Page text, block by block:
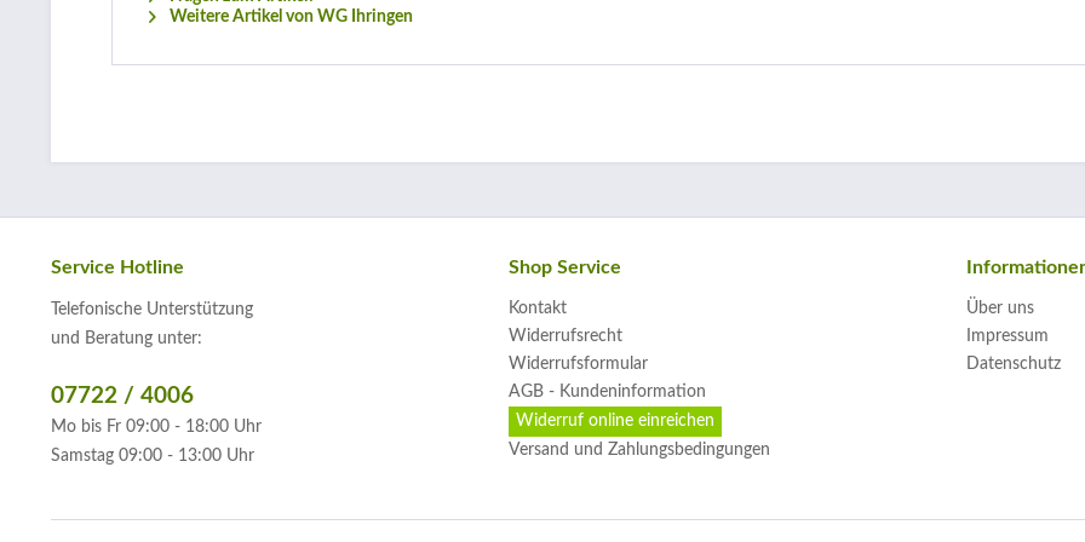
Weitere Artikel von WG Ihringen
Service Hotline
Telefonische Unterstützung
und Beratung unter:
07722 / 4006
Mo bis Fr 09:00 - 18:00 Uhr
Samstag 09:00 - 13:00 Uhr
Shop Service
Kontakt
Widerrufsrecht
Widerrufsformular
AGB - Kundeninformation
Widerruf online einreichen
Versand und Zahlungsbedingungen
Über uns
Impressum
Datenschutz